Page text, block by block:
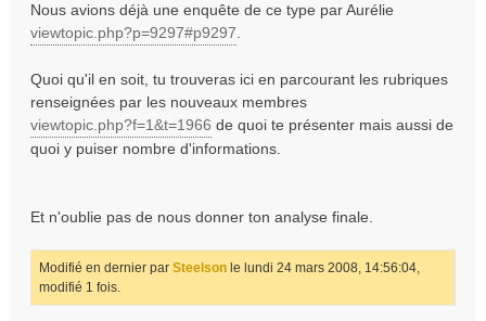
g
e
Nous avions déjà une enquête de ce type par Aurélie
viewtopic.php?p=9297#p9297
Quoi qu'il en soit, tu trouveras ici en parcourant les rubriques
renseignées par les nouveaux membres
viewtopic.php?f=1&t=1966 de quoi te présenter mais aussi de
quoi y puiser nombre d'informations.
Et n'oublie pas de nous donner ton analyse finale.
Modifié en dernier par Steelson le lundi 24 mars 2008, 14:56:04,
modifié 1 fois.